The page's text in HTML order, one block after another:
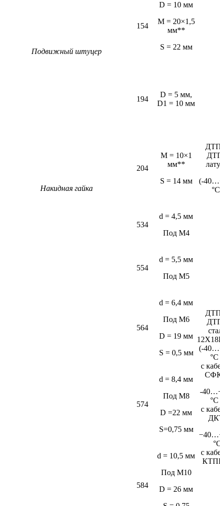
Подвижный штуцер
154
D = 10 мм
M = 20×1,5
мм**
S = 22 мм
194
D = 5 мм,
D1 = 10 мм
Накидная гайка
204
M = 10×1
мм**
S = 14 мм
(-
534
d = 4,5 мм
Под М4
(-
°C
c
-
°C
c
c
554
d = 5,5 мм
Под М5
564
d = 6,4 мм
Под М6
D = 19 мм
S = 0,5 мм
574
d = 8,4 мм
Под М8
D =22 мм
S=0,75 мм
584
d = 10,5 мм
Под М10
D = 26 мм